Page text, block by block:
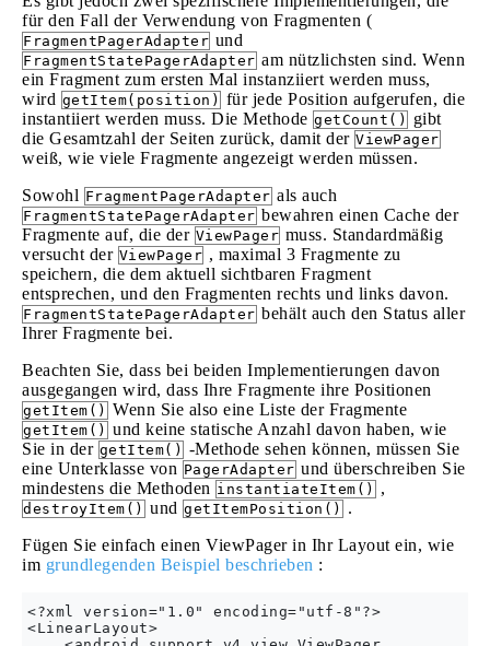
für den Fall der Verwendung von Fragmenten (
FragmentPagerAdapter und
FragmentStatePagerAdapter am nützlichsten sind. Wenn
ein Fragment zum ersten Mal instanziiert werden muss,
wird getItem(position) für jede Position aufgerufen, die
instantiiert werden muss. Die Methode getCount()
gibt
die Gesamtzahl der Seiten zurück, damit der ViewPager
weiß, wie viele Fragmente angezeigt werden müssen.
Sowohl FragmentPagerAdapter als auch
FragmentStatePagerAdapter bewahren einen Cache der
Fragmente auf, die der ViewPager muss. Standardmäßig
versucht der ViewPager , maximal 3 Fragmente zu
speichern, die dem aktuell sichtbaren Fragment
entsprechen, und den Fragmenten rechts und links davon.
FragmentStatePagerAdapter behält auch den Status aller
Ihrer Fragmente bei.
Beachten Sie, dass bei beiden Implementierungen davon
ausgegangen wird, dass Ihre Fragmente ihre Positionen
getItem() Wenn Sie also eine Liste der Fragmente
getItem() und keine statische Anzahl davon haben, wie
Sie in der getItem() -Methode sehen können, müssen Sie
eine Unterklasse von PagerAdapter und überschreiben Sie
mindestens die Methoden instantiateItem() ,
destroyItem() und getItemPosition()
.
Fügen Sie einfach einen ViewPager in Ihr Layout ein, wie
im grundlegenden Beispiel beschrieben :
<?xml version="1.0" encoding="utf-8"?>
<LinearLayout>